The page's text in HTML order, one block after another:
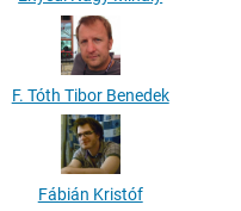
F. Tóth Tibor Benedek
Fábián Kristóf